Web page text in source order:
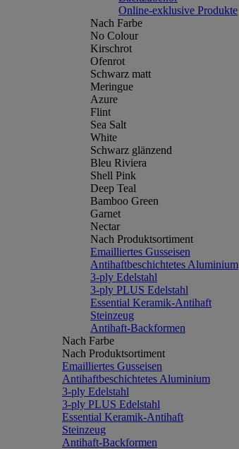
Online-exklusive Produkte
Nach Farbe
No Colour
Kirschrot
Ofenrot
Schwarz matt
Meringue
Azure
Flint
Sea Salt
White
Schwarz glänzend
Bleu Riviera
Shell Pink
Deep Teal
Bamboo Green
Garnet
Nectar
Nach Produktsortiment
Emailliertes Gusseisen
Antihaftbeschichtetes Aluminium
3-ply Edelstahl
3-ply PLUS Edelstahl
Essential Keramik-Antihaft
Steinzeug
Antihaft-Backformen
Nach Farbe
Nach Produktsortiment
Emailliertes Gusseisen
Antihaftbeschichtetes Aluminium
3-ply Edelstahl
3-ply PLUS Edelstahl
Essential Keramik-Antihaft
Steinzeug
Antihaft-Backformen